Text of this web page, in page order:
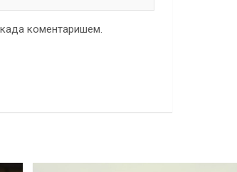
коментаришем.